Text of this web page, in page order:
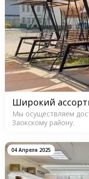
Широкий
Мы осуществляем
Заокскому району.
04 Апреля 2025